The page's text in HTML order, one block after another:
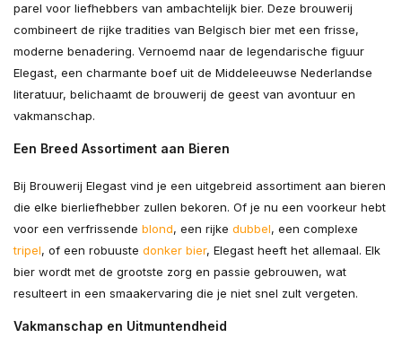
parel voor liefhebbers van ambachtelijk bier. Deze brouwerij
combineert de rijke tradities van Belgisch bier met een frisse,
moderne benadering. Vernoemd naar de legendarische figuur
Elegast, een charmante boef uit de Middeleeuwse Nederlandse
literatuur, belichaamt de brouwerij de geest van avontuur en
vakmanschap.
Een Breed Assortiment aan Bieren
Bij Brouwerij Elegast vind je een uitgebreid assortiment aan bieren
die elke bierliefhebber zullen bekoren. Of je nu een voorkeur hebt
voor een verfrissende blond, een rijke dubbel, een complexe
tripel, of een robuuste donker bier, Elegast heeft het allemaal. Elk
bier wordt met de grootste zorg en passie gebrouwen, wat
resulteert in een smaakervaring die je niet snel zult vergeten.
Vakmanschap en Uitmuntendheid